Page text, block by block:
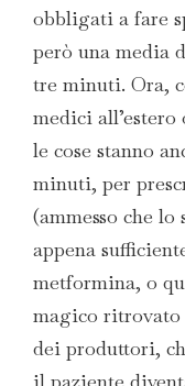
obbligati a fare
però una media
tre minuti. Ora,
medici
le cose stanno
minuti, per
(ammesso che lo
appena
metformina, o
magico ritrovato
dei produttori,